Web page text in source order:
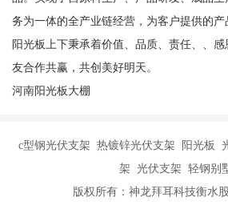
务为一体的全产业链经营，为客户提供的
阳光板上下秉承着价值、品质、责任、、
友合作共赢，共创美好明天。
河南阳光板大棚
c型钢光伏支架 热镀锌光伏支架 阳光板
架 光伏支架 轻钢别
版权所有：神龙拜耳科技衡水